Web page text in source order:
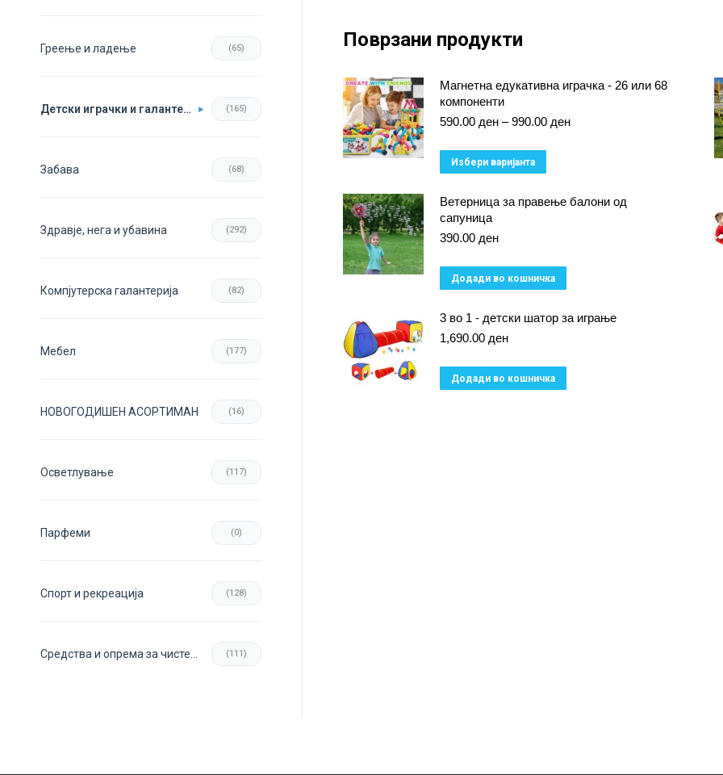
Поврзани продукти
Магнетна едукативна играчка - 26 или 68
компоненти
590.00 ден – 990.00 денPrice
Избери варијанта
has
The
may
chosen
on
Ветерница за правење балони од
сапуница
390.00 ден
Додади во кошничка
3 во 1 - детски шатор за играње
1,690.00 ден
Додади во кошничка
Греење и ладење (65)
Детски играчки и галантерија (165)
Забава (68)
Здравје, нега и убавина (292)
Компјутерска галантерија (82)
Мебел (177)
НОВОГОДИШЕН АСОРТИМАН (16)
Осветлување (117)
Парфеми (0)
Спорт и рекреација (128)
(111)